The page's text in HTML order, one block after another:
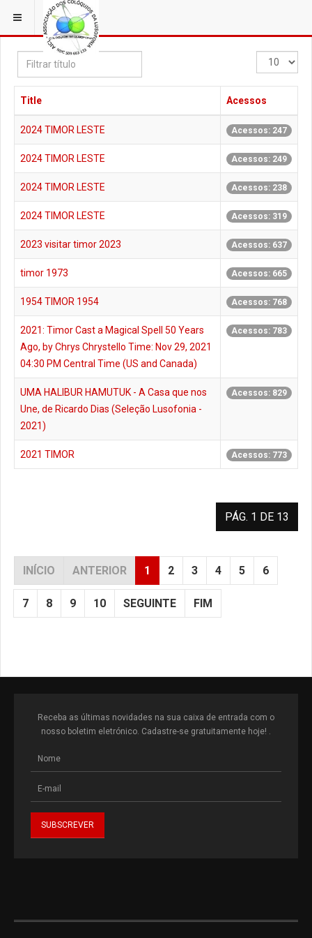
ESTÁ EM...
Filtrar
título
Qtd.
a
Title Acessos
2024 TIMOR LESTE Acessos: 247
2024 TIMOR LESTE Acessos: 249
2024 TIMOR LESTE Acessos: 238
2024 TIMOR LESTE Acessos: 319
2023 visitar timor 2023 Acessos: 637
timor 1973 Acessos: 665
1954 TIMOR 1954 Acessos: 768
2021: Timor Cast a Magical Spell 50 Years
Ago, by Chrys Chrystello Time: Nov 29, 2021
04:30 PM Central Time (US and Canada)
Acessos: 783
UMA HALIBUR HAMUTUK - A Casa que nos
Une, de Ricardo Dias (Seleção Lusofonia -
2021)
Acessos: 829
2021 TIMOR Acessos: 773
PÁG. 1 DE 13
INÍCIO ANTERIOR 1 2 3 4 5 6
7 8 9 10 SEGUINTE FIM
Receba as últimas novidades na sua caixa de entrada com o
nosso boletim eletrónico. Cadastre-se gratuitamente hoje! .